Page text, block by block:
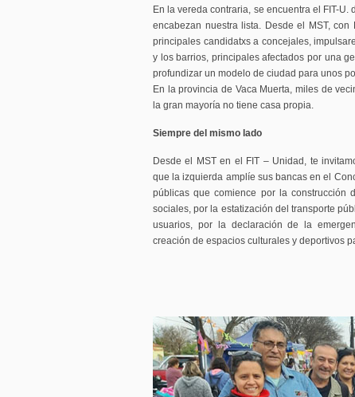
En la vereda contraria, se encuentra el FIT-
encabezan nuestra lista. Desde el MST,
principales candidatxs a concejales,
y los barrios, principales afectados por una
profundizar un modelo de ciudad para unos
En la provincia de Vaca Muerta, miles de
la gran mayoría no tiene casa propia.
Siempre del mismo lado
Desde el MST en el FIT – Unidad, te
que la izquierda amplíe sus bancas en el
públicas que comience por la
sociales, por la estatización del transporte
usuarios, por la declaración de la
creación de espacios culturales y deportivos